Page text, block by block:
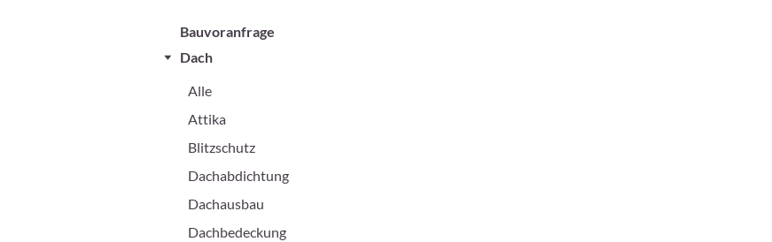
Bauvoranfrage
Dach
Alle
Attika
Blitzschutz
Dachabdichtung
Dachausbau
Dachbedeckung